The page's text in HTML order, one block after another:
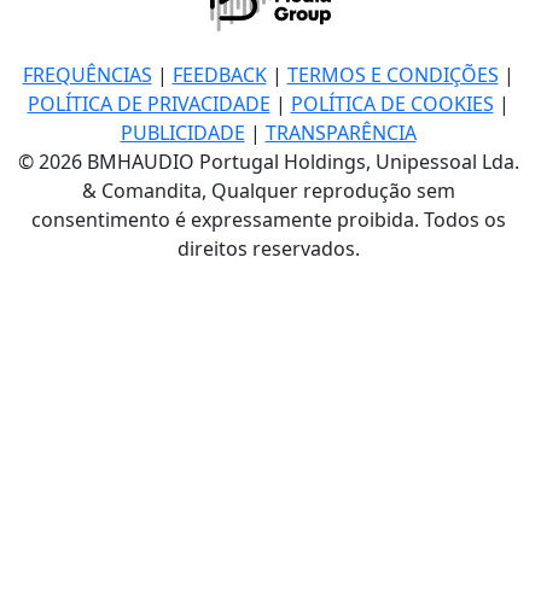
FREQUÊNCIAS | FEEDBACK| TERMOS E CONDIÇÕES |
POLÍTICA DE PRIVACIDADE | POLÍTICA DE COOKIES |
PUBLICIDADE | TRANSPARÊNCIA
© 2026 BMHAUDIO Portugal Holdings, Unipessoal Lda.
& Comandita, Qualquer reprodução sem
consentimento é expressamente proibida. Todos os
direitos reservados.